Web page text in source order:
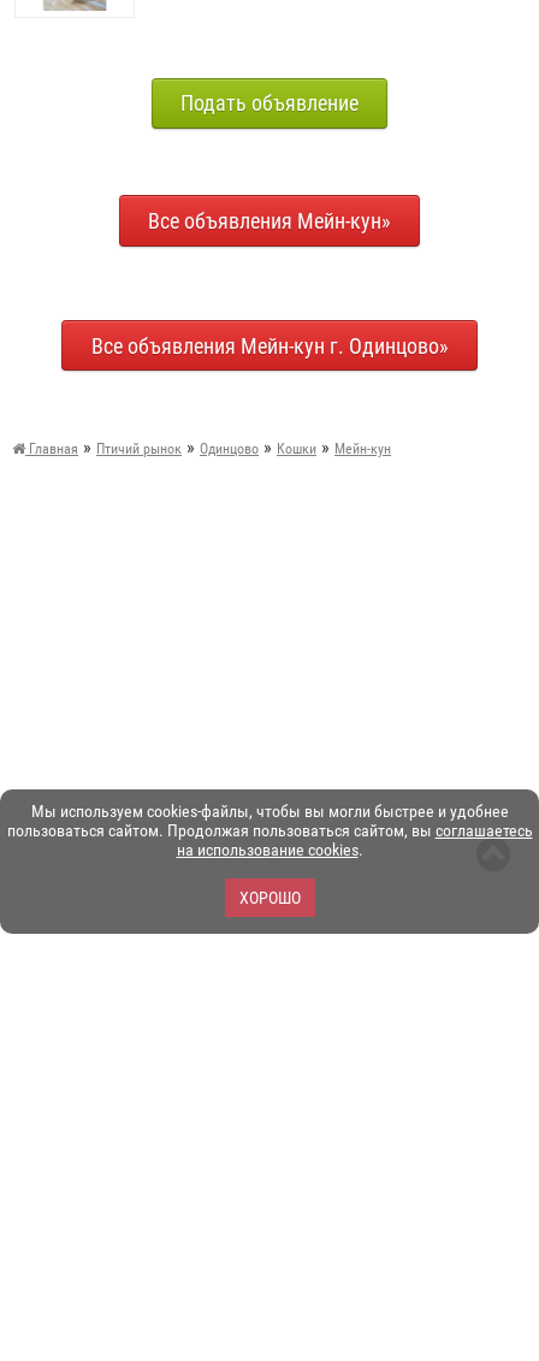
Мы используем cookies-файлы, чтобы вы могли быстрее и удобнее
пользоваться сайтом. Продолжая пользоваться сайтом, вы соглашаетесь
на использование cookies.
ХОРОШО
Подать объявление
Все объявления Мейн-кун»
Все объявления Мейн-кун г. Одинцово»
Главная » Птичий рынок » Одинцово » Кошки » Мейн-кун